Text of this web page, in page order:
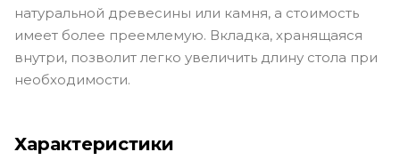
натуральной древесины или камня, а стоимость
имеет более преемлемую. Вкладка, хранящаяся
внутри, позволит легко увеличить длину стола при
необходимости.
Характеристики